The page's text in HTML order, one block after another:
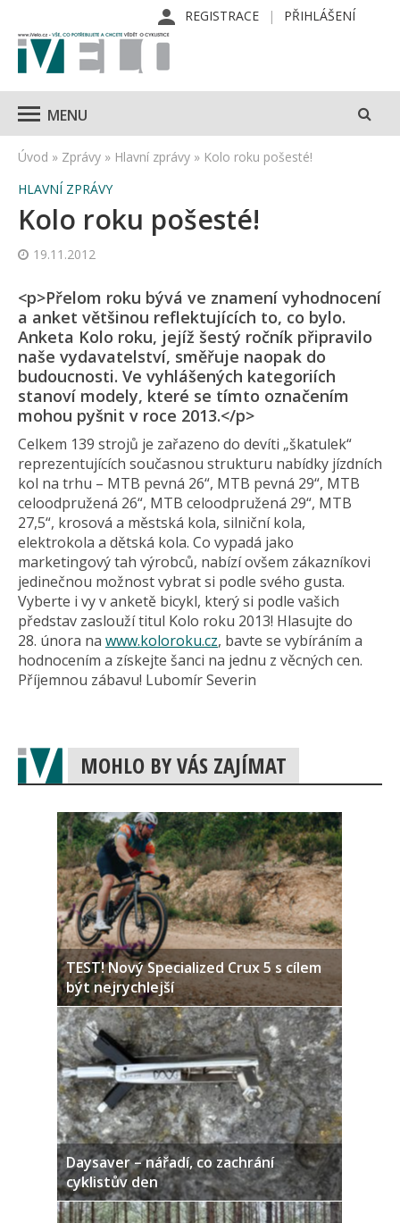
REGISTRACE PŘIHLÁŠENÍ
MENU
Úvod » Zprávy » Hlavní zprávy » Kolo roku pošesté!
HLAVNÍ ZPRÁVY
Kolo roku pošesté!
19.11.2012
<p>Přelom roku bývá ve znamení vyhodnocení
a anket většinou reflektujících to, co bylo.
Anketa Kolo roku, jejíž šestý ročník připravilo
naše vydavatelství, směřuje naopak do
budoucnosti. Ve vyhlášených kategoriích
stanoví modely, které se tímto označením
mohou pyšnit v roce 2013.</p>
Celkem 139 strojů je zařazeno do devíti „škatulek“
reprezentujících současnou strukturu nabídky jízdních
kol na trhu – MTB pevná 26“, MTB pevná 29“, MTB
celoodpružená 26“, MTB celoodpružená 29“, MTB
27,5“, krosová a městská kola, silniční kola,
elektrokola a dětská kola. Co vypadá jako
marketingový tah výrobců, nabízí ovšem zákazníkovi
jedinečnou možnost vybrat si podle svého gusta.
Vyberte i vy v anketě bicykl, který si podle vašich
představ zaslouží titul Kolo roku 2013! Hlasujte do
28. února na www.koloroku.cz, bavte se vybíráním a
hodnocením a získejte šanci na jednu z věcných cen.
Příjemnou zábavu! Lubomír Severin
MOHLO BY VÁS ZAJÍMAT
TEST! Nový Specialized Crux 5 s cílem
být nejrychlejší
Daysaver – nářadí, co zachrání
cyklistův den